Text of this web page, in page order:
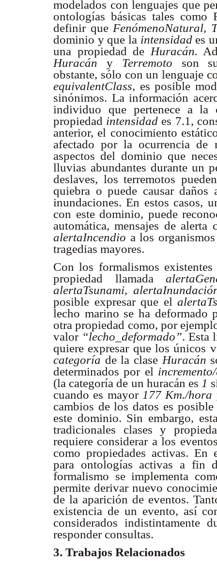
modelados con lenguajes que
ontologías básicas tales
definir que FenómenoNatural,
dominio y que la intensidades
una propiedad de Huracán.
Huracán y Terremoto son
obstante, sólo con un lenguaje
equivalentClass, es posible
sinónimos. La información
individuo que pertenece a la
propiedad intensidad es 7.1,
anterior, el conocimiento
afectado por la ocurrencia de
aspectos del dominio que
lluvias abundantes durante un
deslaves, los terremotos
quiebra o puede causar
inundaciones. En estos casos,
con este dominio, puede
automática, mensajes de alerta
alertaIncendio a los
tragedias mayores.
Con los formalismos
propiedad llamada
alertaTsunami,
posible expresar que el
lecho marino se ha deformado
otra propiedad como, por
valor “lecho_deformado”. Esta
quiere expresar que los únicos
categoría de la clase Huracán
determinados por el
(la categoría de un huracán es 1
cuando es mayor 177 Km./hora
cambios de los datos es
este dominio. Sin embargo,
tradicionales clases y
requiere considerar a los
como propiedades activas. En
para ontologías activas a fin
formalismo se implementa
permite derivar nuevo
de la aparición de eventos.
existencia de un evento, así
considerados indistintamente
responder consultas.
3. Trabajos Relacionados